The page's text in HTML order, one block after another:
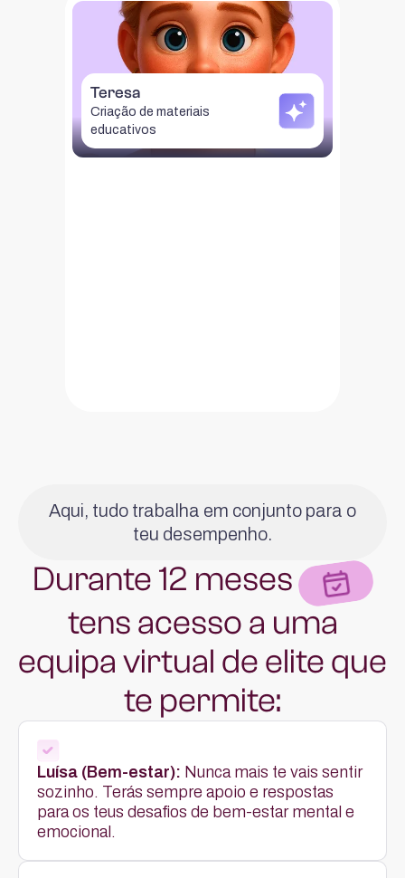
Teresa
Criação de materiais
educativos
Teresa
A Teresa é a assistente académica,
sempre pronta a apoiar na criação de
atividades, materiais e avaliações
adaptadas a cada aluno.
Aqui, tudo trabalha em conjunto para o
teu desempenho.
Durante 12 meses .
tens acesso a uma
equipa virtual de elite que
te permite:
Luísa (Bem-estar): Nunca mais te vais sentir
sozinho. Terás sempre apoio e respostas
para os teus desafios de bem-estar mental e
emocional.